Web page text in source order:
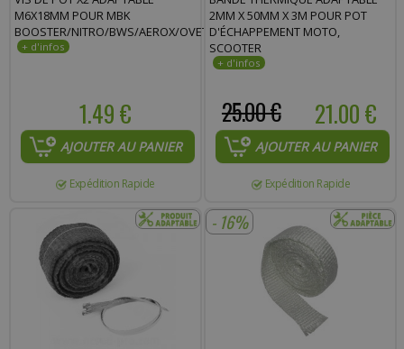
M6X18MM POUR MBK
BOOSTER/NITRO/BWS/AEROX/OVETTO
1.49 €
AJOUTER AU PANIER
Expédition Rapide
2MM X 50MM X 3M POUR POT
D'ÉCHAPPEMENT MOTO,
SCOOTER
21.00 €
25.00 €
AJOUTER AU PANIER
Expédition Rapide
- 16%